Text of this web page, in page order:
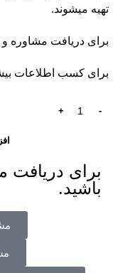
تهیه میشوند.
برای دریافت مشاوره و
برای کسب اطلاعات
برای دریافت
باشید.